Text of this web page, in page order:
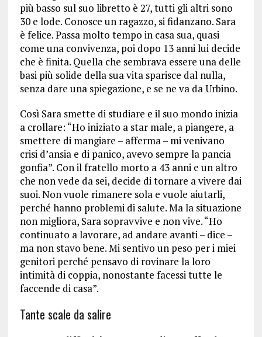
più basso sul suo libretto è 27, tutti gli altri sono
30 e lode. Conosce un ragazzo, si fidanzano. Sara
è felice. Passa molto tempo in casa sua, quasi
come una convivenza, poi dopo 13 anni lui decide
che è finita. Quella che sembrava essere una delle
basi più solide della sua vita sparisce dal nulla,
senza dare una spiegazione, e se ne va da Urbino.
Così Sara smette di studiare e il suo mondo inizia
a crollare: “Ho iniziato a star male, a piangere, a
smettere di mangiare – afferma – mi venivano
crisi d’ansia e di panico, avevo sempre la pancia
gonfia”. Con il fratello morto a 43 anni e un altro
che non vede da sei, decide di tornare a vivere dai
suoi. Non vuole rimanere sola e vuole aiutarli,
perché hanno problemi di salute. Ma la situazione
non migliora, Sara sopravvive e non vive. “Ho
continuato a lavorare, ad andare avanti – dice –
ma non stavo bene. Mi sentivo un peso per i miei
genitori perché pensavo di rovinare la loro
intimità di coppia, nonostante facessi tutte le
faccende di casa”.
Tante scale da salire